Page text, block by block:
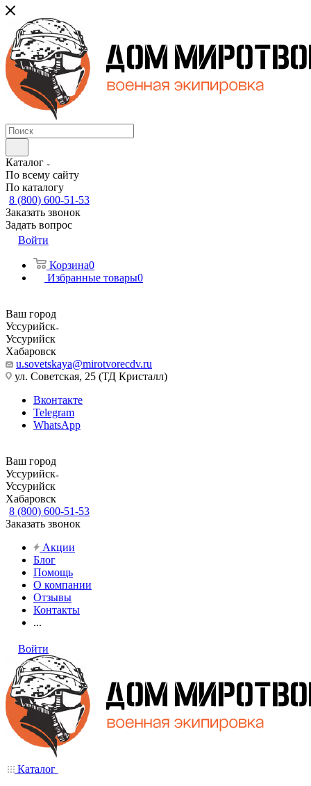
Каталог
По всему сайту
По каталогу
8 (800) 600-51-53
Заказать звонок
Задать вопрос
Войти
Корзина0
Избранные товары0
Ваш город
Уссурийск
Уссурийск
Хабаровск
u.sovetskaya@mirotvorecdv.ru
ул. Советская, 25 (ТД Кристалл)
Вконтакте
Telegram
WhatsApp
Ваш город
Уссурийск
Уссурийск
Хабаровск
8 (800) 600-51-53
Заказать звонок
Акции
Блог
Помощь
О компании
Отзывы
Контакты
...
Войти
Каталог